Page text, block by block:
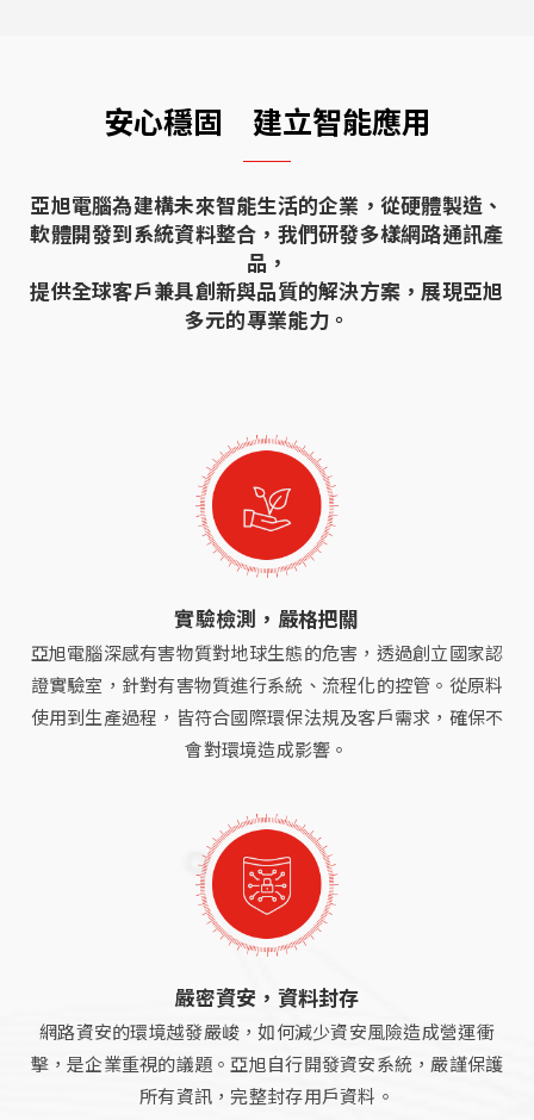
安心穩固 建立智能應用
亞旭電腦為建構未來智能生活的企業，從硬體製造、
軟體開發到系統資料整合，我們研發多樣網路通訊產
品，
提供全球客戶兼具創新與品質的解決方案，展現亞旭
多元的專業能力。
實驗檢測，嚴格把關
亞旭電腦深感有害物質對地球生態的危害，透過創立國家認
證實驗室，針對有害物質進行系統、流程化的控管。從原料
使用到生產過程，皆符合國際環保法規及客戶需求，確保不
會對環境造成影響。
嚴密資安，資料封存
網路資安的環境越發嚴峻，如何減少資安風險造成營運衝
擊，是企業重視的議題。亞旭自行開發資安系統，嚴謹保護
所有資訊，完整封存用戶資料。